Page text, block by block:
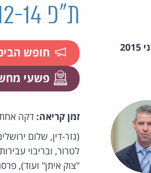
ת"פ 44790-12-14 מדינת ישראל נ' ביומי
חופש
פשעי
זמן קריאה: דקה
(גזר-דין, שלום
"צוק איתן" ועוד),